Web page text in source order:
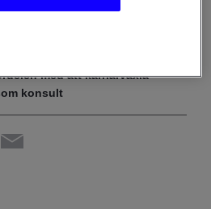
med att karriärväxla
konsult